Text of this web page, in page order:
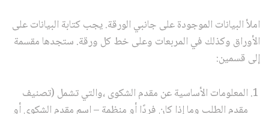
املأ البيانات الموجودة على جانبي الورقة. يجب كتابة البيانات على
الأوراق وكذلك في المربعات وعلى خط كل ورقة. ستجدها مقسمة
إلى قسمين:
المعلومات الأساسية عن مقدم الشكوى ،والتي تشمل (تصنيف
مقدم الطلب وما إذا كان فردًا أو منظمة – اسم مقدم الشكوى أو